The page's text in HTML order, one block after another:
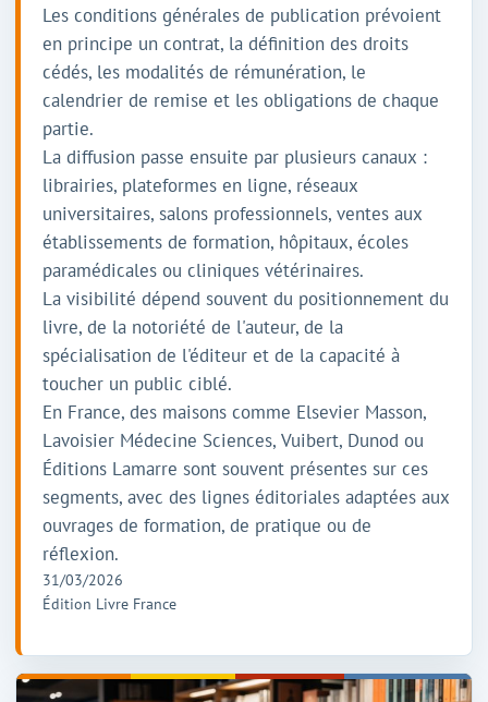
Les conditions générales de publication prévoient
en principe un contrat, la définition des droits
cédés, les modalités de rémunération, le
calendrier de remise et les obligations de chaque
partie.
La diffusion passe ensuite par plusieurs canaux :
librairies, plateformes en ligne, réseaux
universitaires, salons professionnels, ventes aux
établissements de formation, hôpitaux, écoles
paramédicales ou cliniques vétérinaires.
La visibilité dépend souvent du positionnement du
livre, de la notoriété de l'auteur, de la
spécialisation de l'éditeur et de la capacité à
toucher un public ciblé.
En France, des maisons comme Elsevier Masson,
Lavoisier Médecine Sciences, Vuibert, Dunod ou
Éditions Lamarre sont souvent présentes sur ces
segments, avec des lignes éditoriales adaptées aux
ouvrages de formation, de pratique ou de
réflexion.
31/03/2026
Édition Livre France